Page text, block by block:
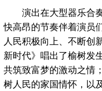
演出在大型器乐合奏
快高昂的节奏伴着演员
人民积极向上、不断创
新时代》唱出了榆树发
共筑致富梦的激动之情
树人民的家国情怀，以